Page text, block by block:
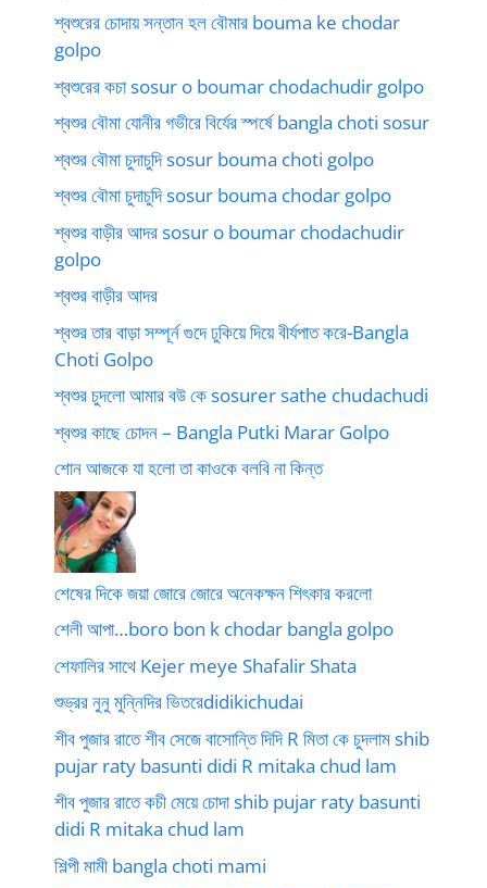
শ্বশুরের চোদায় সন্তান হল বৌমার bouma ke chodar
golpo
শ্বশুরের কচা sosur o boumar chodachudir golpo
শ্বশুর বৌমা যোনীর গভীরে বির্যের স্পর্ষে bangla choti sosur
শ্বশুর বৌমা চুদাচুদি sosur bouma choti golpo
শ্বশুর বৌমা চুদাচুদি sosur bouma chodar golpo
শ্বশুর বাড়ীর আদর sosur o boumar chodachudir
golpo
শ্বশুর বাড়ীর আদর
শ্বশুর তার বাড়া সম্পূর্ন গুদে ঢুকিয়ে দিয়ে বীর্যপাত করে-Bangla
Choti Golpo
শ্বশুর চুদলো আমার বউ কে sosurer sathe chudachudi
শ্বশুর কাছে চোদন – Bangla Putki Marar Golpo
শোন আজকে যা হলো তা কাওকে বলবি না কিন্ত
শেষের দিকে জয়া জোরে জোরে অনেকক্ষন শিৎকার করলো
শেলী আপা…boro bon k chodar bangla golpo
শেফালির সাথে Kejer meye Shafalir Shata
শুভ্রর নুনু মুন্নিদির ভিতরেdidikichudai
শীব পুজার রাতে শীব সেজে বাসোন্তি দিদি R মিতা কে চুদলাম shib
pujar raty basunti didi R mitaka chud lam
শীব পুজার রাতে কচী মেয়ে চোদা shib pujar raty basunti
didi R mitaka chud lam
শিল্পী মামী bangla choti mami